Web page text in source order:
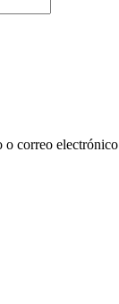
o correo electrónico